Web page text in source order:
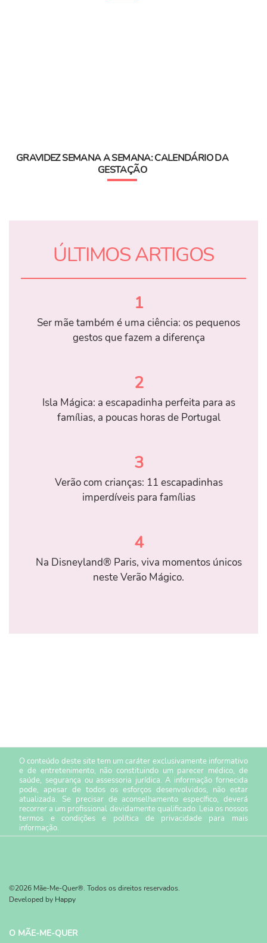
GRAVIDEZ SEMANA A SEMANA: CALENDÁRIO DA
GESTAÇÃO
ÚLTIMOS ARTIGOS
1
Ser mãe também é uma ciência: os pequenos
gestos que fazem a diferença
2
Isla Mágica: a escapadinha perfeita para as
famílias, a poucas horas de Portugal
3
Verão com crianças: 11 escapadinhas
imperdíveis para famílias
4
Na Disneyland® Paris, viva momentos únicos
neste Verão Mágico.
O conteúdo deste site tem um caráter exclusivamente informativo
e de entretenimento, não constituindo um parecer médico, de
saúde, segurança ou assessoria jurídica. A informação fornecida
pode, apesar de todos os esforços desenvolvidos, não estar
atualizada. Se precisar de aconselhamento específico, deverá
recorrer a um profissional devidamente qualificado. Leia os nossos
termos e condiçõese política de privacidade para mais
informação.
©2026 Mãe-Me-Quer®. Todos os direitos reservados.
Developed by Happy
O MÃE-ME-QUER